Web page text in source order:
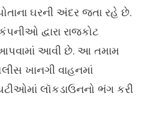
ઘરની અંદર જતા રહે છે.
દ્વારા રાજકોટ
આવી છે. આ તમામ
ખાનગી વાહનમાં
લૉકડાઉનનો ભંગ કરી